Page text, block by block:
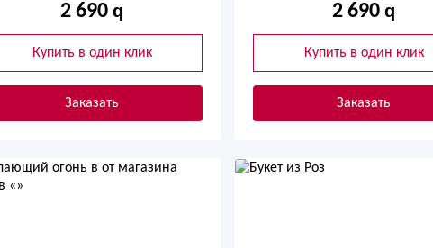
2 690
Купить в один клик
Заказать
2 690
Купить в один клик
Заказать